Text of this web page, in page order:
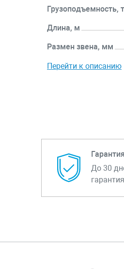
Грузоподъемность, т
Длина, м
Размен звена, мм
Перейти к описанию
До 30
гарантия